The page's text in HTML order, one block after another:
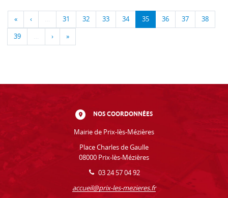
« ‹ … 31 32 33 34 35 36 37 38
39 … › »
NOS COORDONNÉES
Mairie de Prix-lès-Mézières
Place Charles de Gaulle
08000 Prix-lès-Mézières
03 24 57 04 92
accueil@prix-les-mezieres.fr